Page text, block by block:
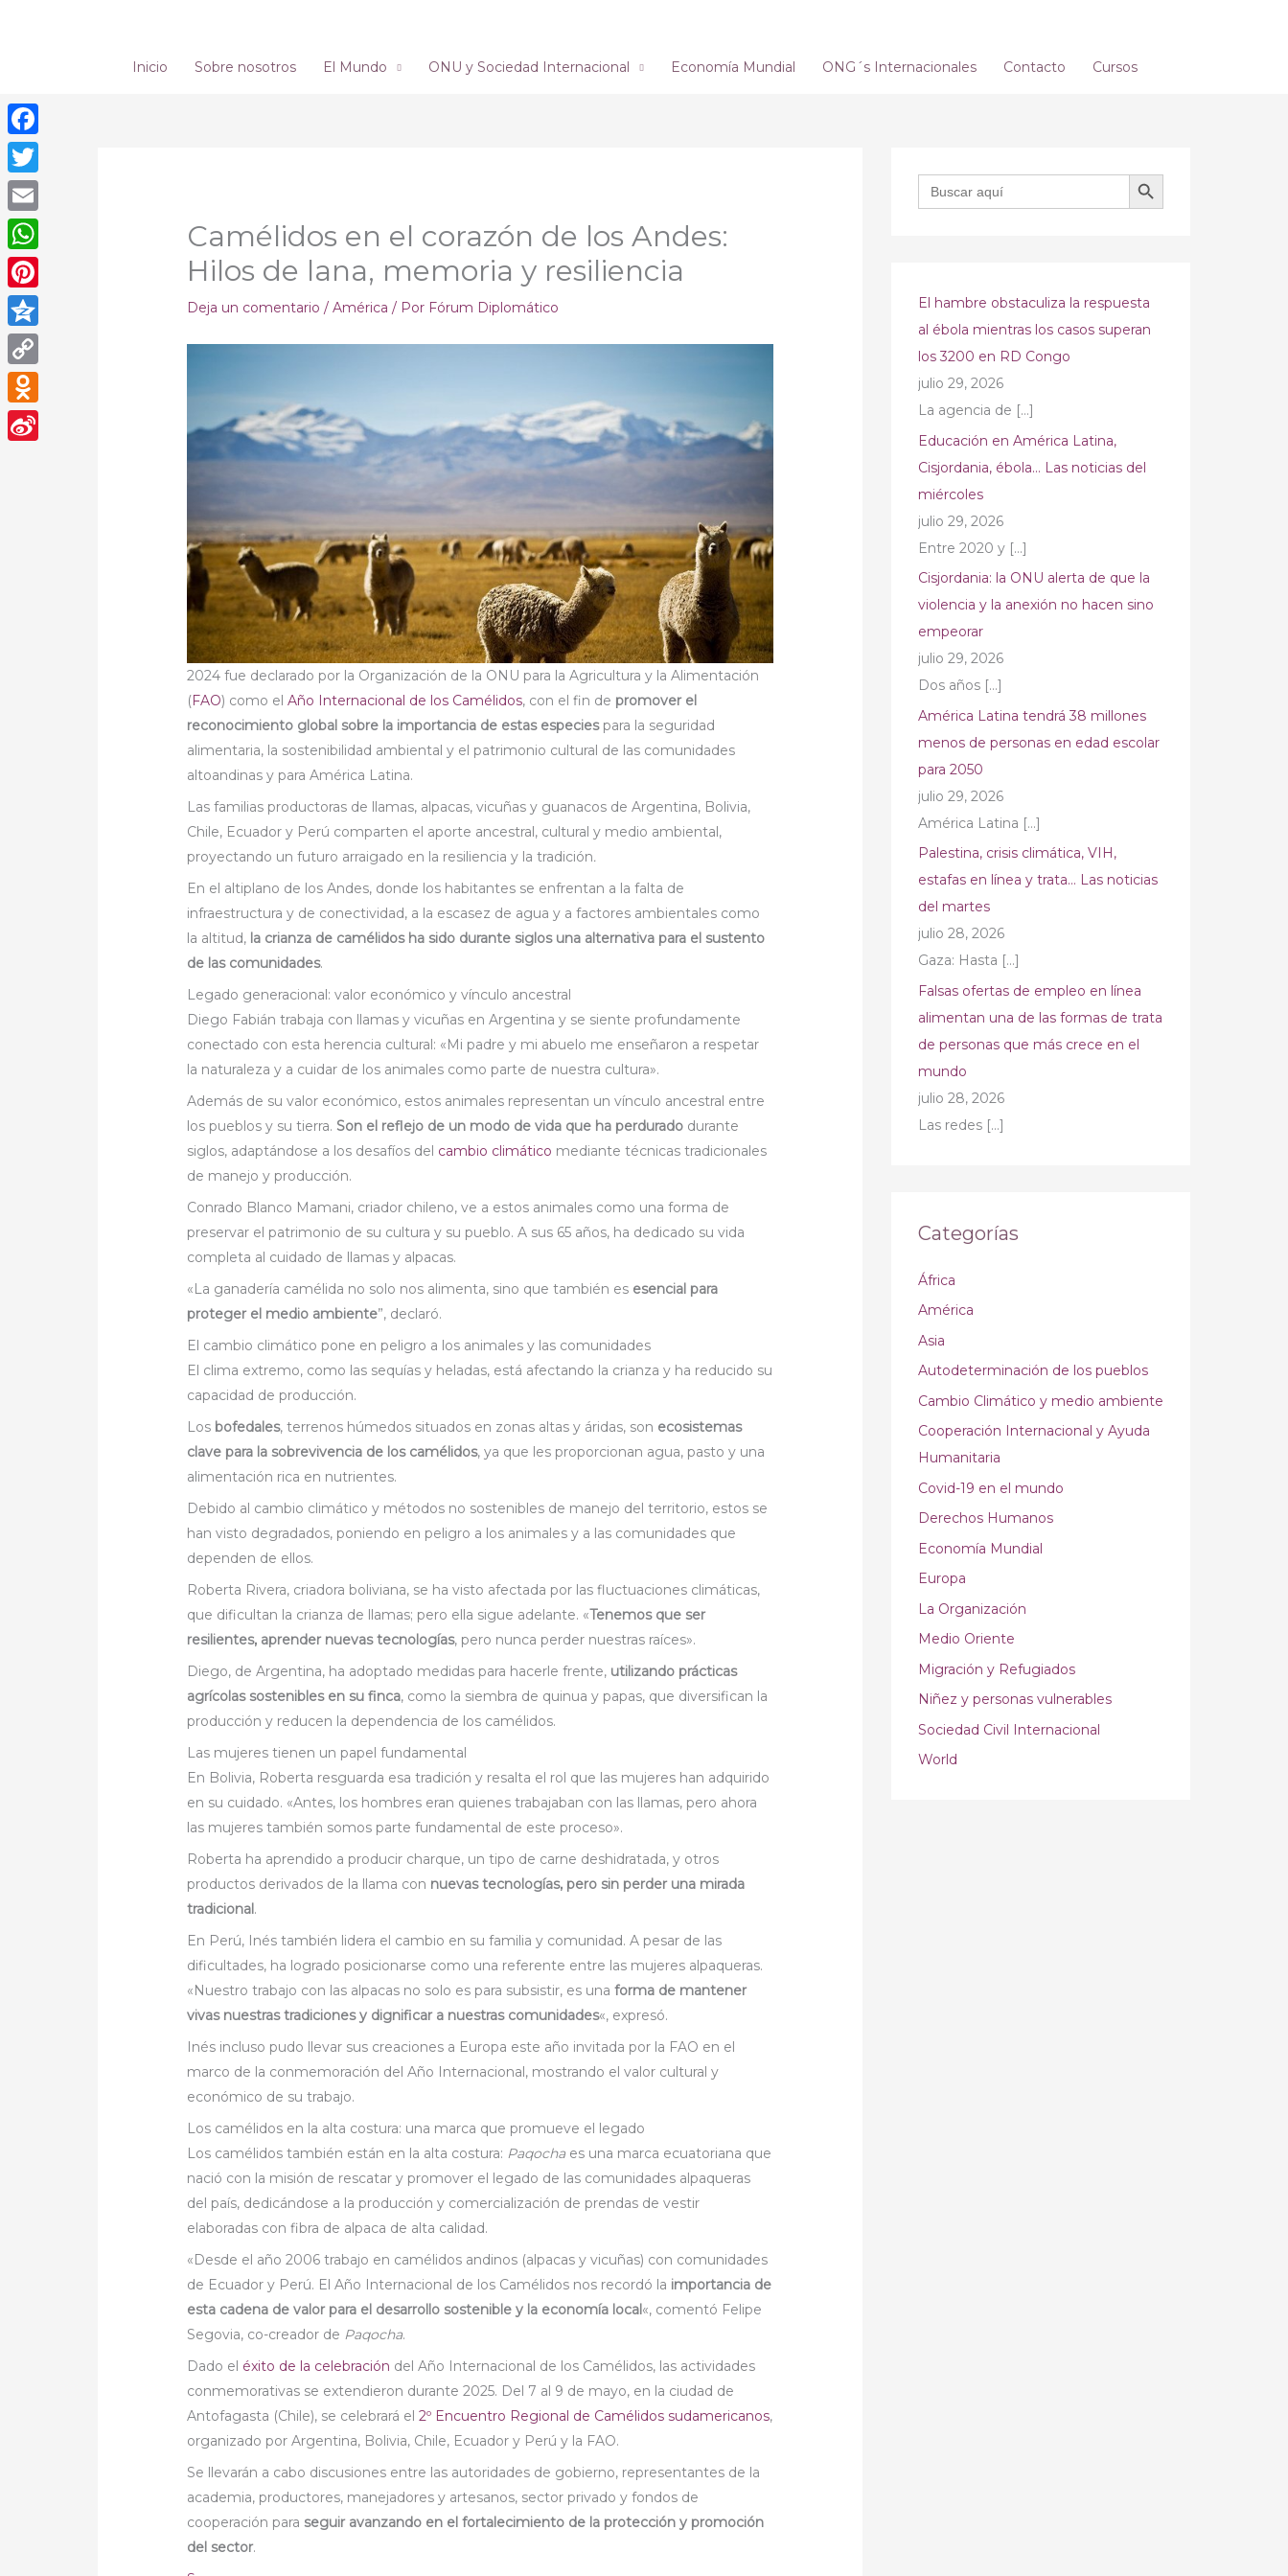
Inicio Sobre nosotros El Mundo ONU y Sociedad Internacional Economía Mundial ONG´s Internacionales Contacto Cursos
Camélidos en el corazón de los Andes:
Hilos de lana, memoria y resiliencia
Deja un comentario /América / Por Fórum Diplomático
2024 fue declarado por la Organización de la ONU para la Agricultura y la Alimentación
(FAO) como elAño Internacional de los Camélidos, con el fin de promover el
reconocimiento global sobre la importancia de estas especiespara la seguridad
alimentaria, la sostenibilidad ambiental y el patrimonio cultural de las comunidades
altoandinas y para América Latina.
Las familias productoras de llamas, alpacas, vicuñas y guanacos de Argentina, Bolivia,
Chile, Ecuador y Perú comparten el aporte ancestral, cultural y medio ambiental,
proyectando un futuro arraigado en la resiliencia y la tradición.
En el altiplano de los Andes, donde los habitantes se enfrentan a la falta de
infraestructura y de conectividad, a la escasez de agua y a factores ambientales como
la altitud, la crianza de camélidos ha sido durante siglos una alternativa para el sustento
de las comunidades.
Legado generacional: valor económico y vínculo ancestral
Diego Fabián trabaja con llamas y vicuñas en Argentina y se siente profundamente
conectado con esta herencia cultural: «Mi padre y mi abuelo me enseñaron a respetar
la naturaleza y a cuidar de los animales como parte de nuestra cultura».
Además de su valor económico, estos animales representan un vínculo ancestral entre
los pueblos y su tierra. Son el reflejo de un modo de vida que ha perdurado durante
siglos, adaptándose a los desafíos del cambio climático mediante técnicas tradicionales
de manejo y producción.
Conrado Blanco Mamani, criador chileno, ve a estos animales como una forma de
preservar el patrimonio de su cultura y su pueblo. A sus 65 años, ha dedicado su vida
completa al cuidado de llamas y alpacas.
«La ganadería camélida no solo nos alimenta, sino que también es esencial para
proteger el medio ambiente”, declaró.
El cambio climático pone en peligro a los animales y las comunidades
El clima extremo, como las sequías y heladas, está afectando la crianza y ha reducido su
capacidad de producción.
Los bofedales, terrenos húmedos situados en zonas altas y áridas, son ecosistemas
clave para la sobrevivencia de los camélidos, ya que les proporcionan agua, pasto y una
alimentación rica en nutrientes.
Debido al cambio climático y métodos no sostenibles de manejo del territorio, estos se
han visto degradados, poniendo en peligro a los animales y a las comunidades que
dependen de ellos.
Roberta Rivera, criadora boliviana, se ha visto afectada por las fluctuaciones climáticas,
que dificultan la crianza de llamas; pero ella sigue adelante. «Tenemos que ser
resilientes, aprender nuevas tecnologías, pero nunca perder nuestras raíces».
Diego, de Argentina, ha adoptado medidas para hacerle frente, utilizando prácticas
agrícolas sostenibles en su finca, como la siembra de quinua y papas, que diversifican la
producción y reducen la dependencia de los camélidos.
Las mujeres tienen un papel fundamental
En Bolivia, Roberta resguarda esa tradición y resalta el rol que las mujeres han adquirido
en su cuidado. «Antes, los hombres eran quienes trabajaban con las llamas, pero ahora
las mujeres también somos parte fundamental de este proceso».
Roberta ha aprendido a producir charque, un tipo de carne deshidratada, y otros
productos derivados de la llama con nuevas tecnologías, pero sin perder una mirada
tradicional.
En Perú, Inés también lidera el cambio en su familia y comunidad. A pesar de las
dificultades, ha logrado posicionarse como una referente entre las mujeres alpaqueras.
«Nuestro trabajo con las alpacas no solo es para subsistir, es unaforma de mantener
vivas nuestras tradiciones y dignificar a nuestras comunidades«, expresó.
Inés incluso pudo llevar sus creaciones a Europa este año invitada por la FAO en el
marco de la conmemoración del Año Internacional, mostrando el valor cultural y
económico de su trabajo.
Los camélidos en la alta costura: una marca que promueve el legado
Los camélidos también están en la alta costura: Paqocha es una marca ecuatoriana que
nació con la misión de rescatar y promover el legado de las comunidades alpaqueras
del país, dedicándose a la producción y comercialización de prendas de vestir
elaboradas con fibra de alpaca de alta calidad.
«Desde el año 2006 trabajo en camélidos andinos (alpacas y vicuñas) con comunidades
de Ecuador y Perú. El Año Internacional de los Camélidos nos recordó la importancia de
esta cadena de valor para el desarrollo sostenible y la economía local«, comentó Felipe
Segovia, co-creador de Paqocha.
Dado el éxito de la celebración del Año Internacional de los Camélidos, las actividades
conmemorativas se extendieron durante 2025. Del 7 al 9 de mayo, en la ciudad de
Antofagasta (Chile), se celebrará el2º Encuentro Regional de Camélidos sudamericanos,
organizado por Argentina, Bolivia, Chile, Ecuador y Perú y la FAO.
Se llevarán a cabo discusiones entre las autoridades de gobierno, representantes de la
academia, productores, manejadores y artesanos, sector privado y fondos de
cooperación paraseguir avanzando en el fortalecimiento de la protección y promoción
del sector.
Buscar: BOTÓN DE BÚSQUEDA
El hambre obstaculiza la respuesta
al ébola mientras los casos superan
los 3200 en RD Congo
julio 29, 2026
La agencia de […]
Educación en América Latina,
Cisjordania, ébola… Las noticias del
miércoles
julio 29, 2026
Entre 2020 y […]
Cisjordania: la ONU alerta de que la
violencia y la anexión no hacen sino
empeorar
julio 29, 2026
Dos años […]
América Latina tendrá 38 millones
menos de personas en edad escolar
para 2050
julio 29, 2026
América Latina […]
Palestina, crisis climática, VIH,
estafas en línea y trata… Las noticias
del martes
julio 28, 2026
Gaza: Hasta […]
Falsas ofertas de empleo en línea
alimentan una de las formas de trata
de personas que más crece en el
mundo
julio 28, 2026
Las redes […]
Categorías
África
América
Asia
Autodeterminación de los pueblos
Cambio Climático y medio ambiente
Cooperación Internacional y Ayuda
Humanitaria
Covid-19 en el mundo
Derechos Humanos
Economía Mundial
Europa
La Organización
Medio Oriente
Migración y Refugiados
Niñez y personas vulnerables
Sociedad Civil Internacional
World
Facebook
Twitter
Email
WhatsApp
Pinterest
Qzone
Copy
Link
Odnoklassniki